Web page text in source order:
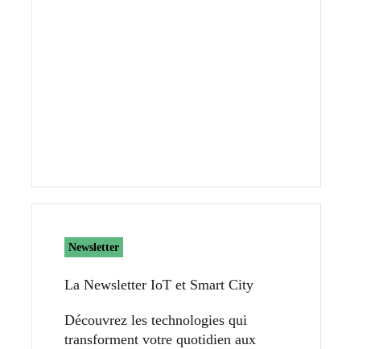
Newsletter
La Newsletter IoT et Smart City​
Découvrez les technologies qui
transforment votre quotidien aux